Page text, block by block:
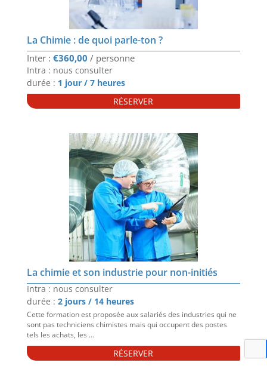
La Chimie : de quoi parle-ton ?
€360,00
Intra : nous consulter
durée : 1 jour / 7 heures
RÉSERVER
La chimie et son industrie pour non-initiés
Intra : nous consulter
durée : 2 jours / 14 heures
Cette formation est proposée aux salariés des industries qui ne
sont pas techniciens chimistes mais qui occupent des postes
tels les achats, les ...
RÉSERVER